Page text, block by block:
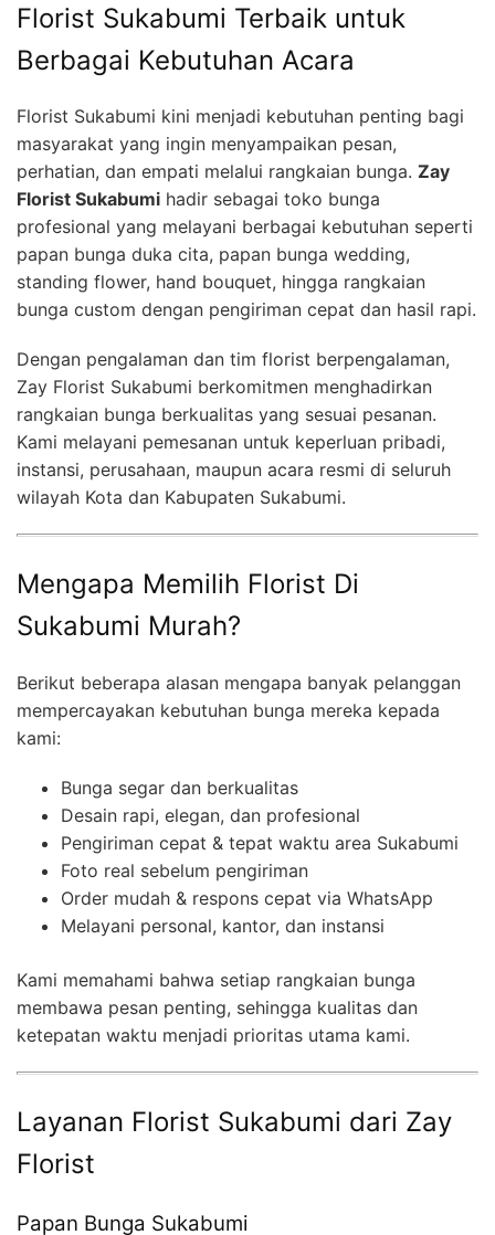
Florist Sukabumi Terbaik untuk
Berbagai Kebutuhan Acara
Florist Sukabumi kini menjadi kebutuhan penting bagi
masyarakat yang ingin menyampaikan pesan,
perhatian, dan empati melalui rangkaian bunga. Zay
Florist Sukabumi hadir sebagai toko bunga
profesional yang melayani berbagai kebutuhan seperti
papan bunga duka cita, papan bunga wedding,
standing flower, hand bouquet, hingga rangkaian
bunga custom dengan pengiriman cepat dan hasil rapi.
Dengan pengalaman dan tim florist berpengalaman,
Zay Florist Sukabumi berkomitmen menghadirkan
rangkaian bunga berkualitas yang sesuai pesanan.
Kami melayani pemesanan untuk keperluan pribadi,
instansi, perusahaan, maupun acara resmi di seluruh
wilayah Kota dan Kabupaten Sukabumi.
Mengapa Memilih Florist Di
Sukabumi Murah?
Berikut beberapa alasan mengapa banyak pelanggan
mempercayakan kebutuhan bunga mereka kepada
kami:
Bunga segar dan berkualitas
Desain rapi, elegan, dan profesional
Pengiriman cepat & tepat waktu area Sukabumi
Foto real sebelum pengiriman
Order mudah & respons cepat via WhatsApp
Melayani personal, kantor, dan instansi
Kami memahami bahwa setiap rangkaian bunga
membawa pesan penting, sehingga kualitas dan
ketepatan waktu menjadi prioritas utama kami.
Layanan Florist Sukabumi dari Zay
Florist
Papan Bunga Sukabumi